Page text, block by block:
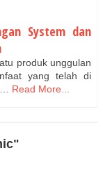
System dan
produk unggulan
yang telah di
Read More...